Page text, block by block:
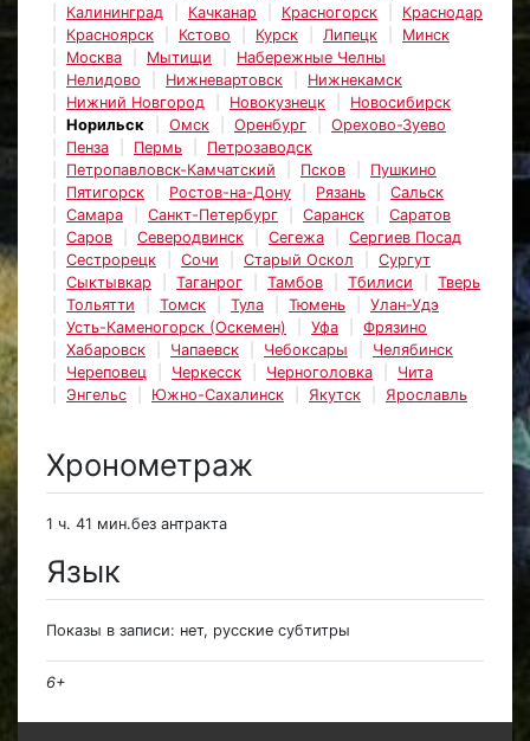
Калининград
Качканар Красногорск
Краснодар
Красноярск
Кстово Курск Липецк
Минск
Москва
Мытищи
Набережные Челны
Нелидово
Нижневартовск
Нижнекамск
Нижний Новгород
Новокузнецк
Новосибирск
Норильск
Омск Оренбург
Орехово-Зуево
Пенза
Пермь
Петрозаводск
Петропавловск-Камчатский
Псков
Пушкино
Пятигорск
Ростов-на-Дону Рязань
Сальск
Самара
Санкт-Петербург Саранск
Саратов
Саров
Северодвинск Сегежа
Сергиев Посад
Сестрорецк
Сочи Старый Оскол
Сургут
Сыктывкар
Таганрог Тамбов Тбилиси
Тверь
Тольятти
Томск Тула Тюмень
Улан-Удэ
Усть-Каменогорск (Оскемен)
Уфа
Фрязино
Хабаровск
Чапаевск Чебоксары
Челябинск
Череповец
Черкесск Черноголовка
Чита
Энгельс
Южно-Сахалинск Якутск Ярославль
Хронометраж
1 ч. 41 мин.без антракта
Язык
Показы в записи: нет, русские субтитры
6+